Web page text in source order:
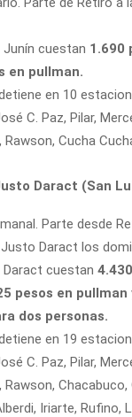
cuestan 1.690
en pullman.
en 10
C. Paz, Pilar,
Rawson, Cucha
Daract (San
Parte desde
Daract los
cuestan
pesos en pullman
dos personas.
en 19
C. Paz, Pilar,
Rawson, Chacabuco,
Iriarte, Rufino,